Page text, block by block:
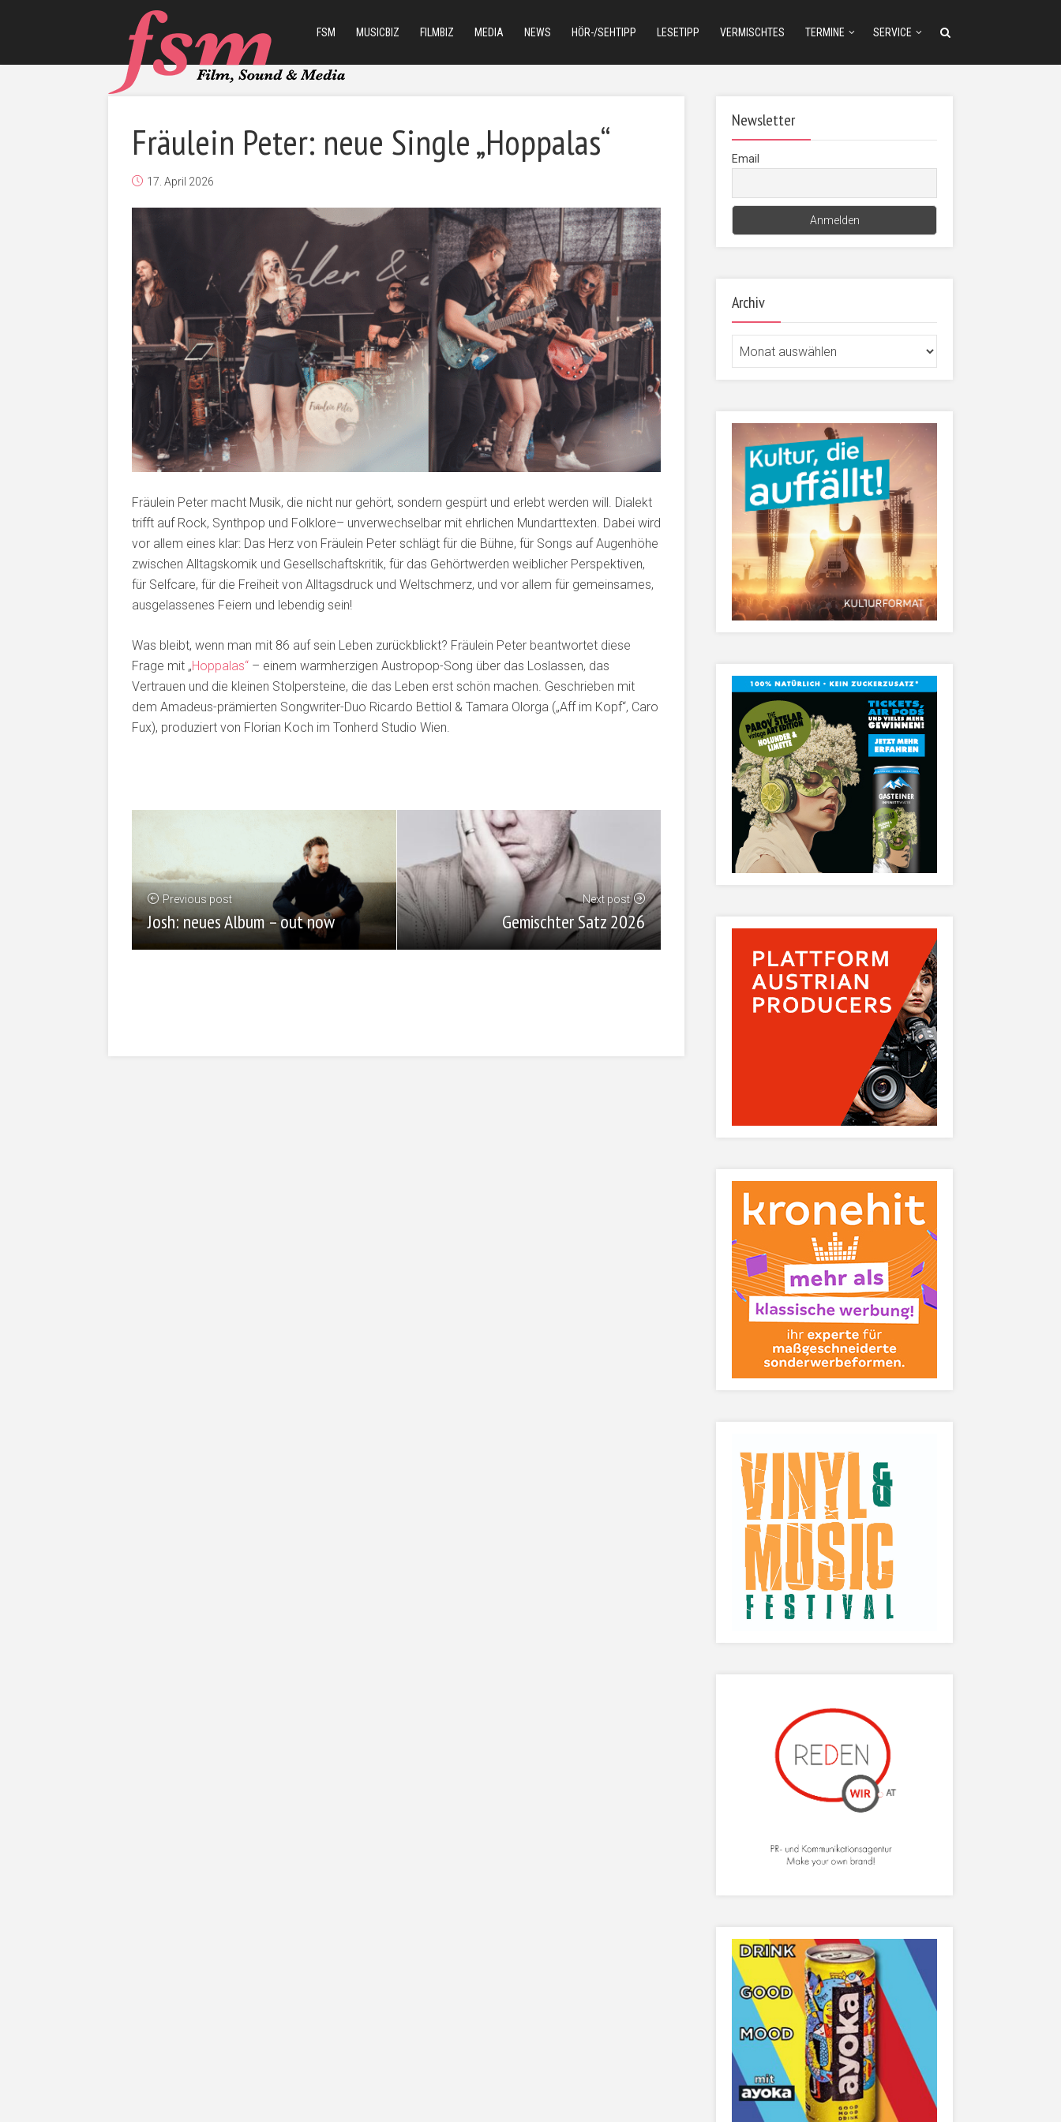
FSM MUSICBIZ FILMBIZ MEDIA NEWS HÖR-/SEHTIPP LESETIPP VERMISCHTES TERMINE SERVICE
Fräulein Peter: neue Single „Hoppalas“
17. April 2026
Fräulein Peter macht Musik, die nicht nur gehört, sondern gespürt und erlebt werden will. Dialekt
trifft auf Rock, Synthpop und Folklore– unverwechselbar mit ehrlichen Mundarttexten. Dabei wird
vor allem eines klar: Das Herz von Fräulein Peter schlägt für die Bühne, für Songs auf Augenhöhe
zwischen Alltagskomik und Gesellschaftskritik, für das Gehörtwerden weiblicher Perspektiven,
für Selfcare, für die Freiheit von Alltagsdruck und Weltschmerz, und vor allem für gemeinsames,
ausgelassenes Feiern und lebendig sein!
Was bleibt, wenn man mit 86 auf sein Leben zurückblickt? Fräulein Peter beantwortet diese
Frage mit „Hoppalas“ – einem warmherzigen Austropop-Song über das Loslassen, das
Vertrauen und die kleinen Stolpersteine, die das Leben erst schön machen. Geschrieben mit
dem Amadeus-prämierten Songwriter-Duo Ricardo Bettiol & Tamara Olorga („Aff im Kopf“, Caro
Fux), produziert von Florian Koch im Tonherd Studio Wien.
Previous post
Josh: neues Album – out now
Next post
Gemischter Satz 2026
Newsletter
Email
Archiv
Archiv